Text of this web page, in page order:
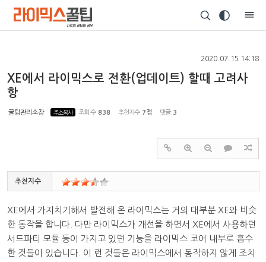
2020.07.15 14:18
XE에서 라이믹스로 전환(업데이트) 할때 고려사
항
꿀팁관리소장 주소복사 조회 수 838 추천지수 7점 댓글 3
추천지수
XE에서 가지치기해서 발전해 온 라이믹스는 거의 대부분 XE와 비슷
한 동작을 합니다. 다만 라이믹스가 개선을 하면서 XE에서 사용하던
서드파티 모듈 등이 가지고 있던 기능을 라이믹스 코어 내부로 흡수
한 것들이 있습니다. 이 런 것들은 라이믹스에서 동작하지 않게 조치
Sketchbook5, 스케치북5
Sketchbook5, 스케치북5